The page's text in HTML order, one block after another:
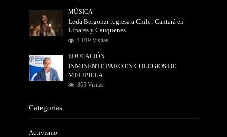
MÚSICA
Leda Bergonzi regresa a Chile: Cantará en
Linares y Cauquenes
1.019 Visitas
EDUCACIÓN
INMINENTE PARO EN COLEGIOS DE
MELIPILLA
865 Visitas
Categorías
Activismo